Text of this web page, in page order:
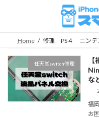
Home 修理 PS４ ニンテ
任天堂switch修理
な
福
お